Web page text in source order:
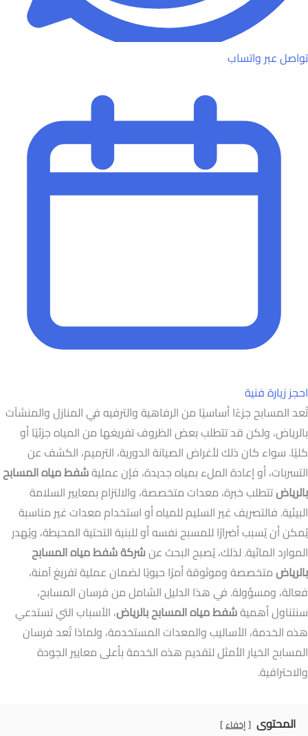
تواصل عبر واتساب
احجز زيارة فنية
تُعد المسابح جزءًا أساسيًا من الرفاهية والترفيه في المنازل والمنشآت
بالرياض، ولكن قد تتطلب بعض الظروف تفريغها من المياه جزئيًا أو
كليًا. سواء كان ذلك لأغراض الصيانة الدورية، الترميم، الكشف عن
التسربات، أو إعادة الملء بمياه جديدة، فإن عمليةشفط مياه المسابح
بالرياضتتطلب خبرة، معدات متخصصة، والالتزام بمعايير السلامة
البيئية. فالتصريف غير السليم للمياه أو استخدام معدات غير مناسبة
يُمكن أن يُسبب أضرارًا للمسبح نفسه أو للبنية التحتية المحيطة، ويُهدر
الموارد المائية. لذلك، يُصبح البحث عنشركة شفط مياه المسابح
بالرياضمتخصصة وموثوقة أمرًا حيويًا لضمان عملية تفريغ آمنة،
فعالة، ومسؤولة. في هذا الدليل الشامل من فرسان المسابح،
سنتناول أهميةشفط مياه المسابح بالرياض، الأسباب التي تستدعي
هذه الخدمة، الأساليب والمعدات المستخدمة، ولماذا تُعد فرسان
المسابح الخيار الأمثل لتقديم هذه الخدمة بأعلى معايير الجودة
والاحترافية.
المحتوى إخفاء